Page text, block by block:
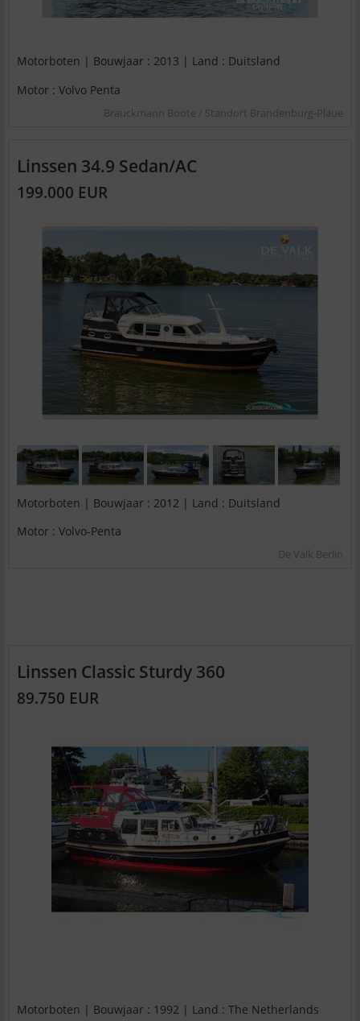
Motorboten | Bouwjaar : 2013 | Land : Duitsland
Motor : Volvo Penta
Brauckmann Boote / Standort Brandenburg-Plaue
Linssen 34.9 Sedan/AC
199.000 EUR
Motorboten | Bouwjaar : 2012 | Land : Duitsland
Motor : Volvo-Penta
De Valk Berlin
Linssen Classic Sturdy 360
89.750 EUR
Motorboten | Bouwjaar : 1992 | Land : The Netherlands